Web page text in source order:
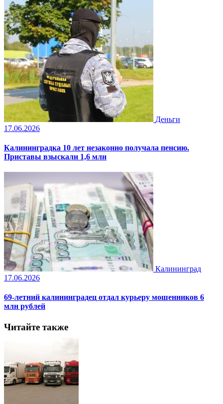
Деньги
17.06.2026
Калининградка 10 лет незаконно получала пенсию.
Приставы взыскали 1,6 млн
Калининград
17.06.2026
69-летний калининградец отдал курьеру мошенников 6
млн рублей
Читайте также